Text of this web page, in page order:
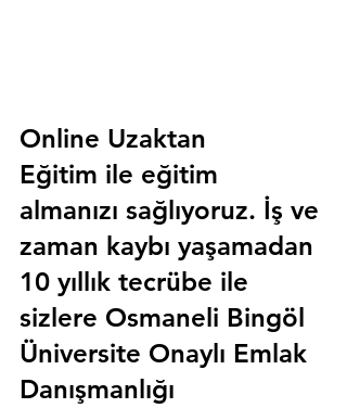
Online Uzaktan
Eğitim ile eğitim
almanızı sağlıyoruz. İş ve
zaman kaybı yaşamadan
10 yıllık tecrübe ile
sizlere Osmaneli Bingöl
Üniversite Onaylı Emlak
Danışmanlığı